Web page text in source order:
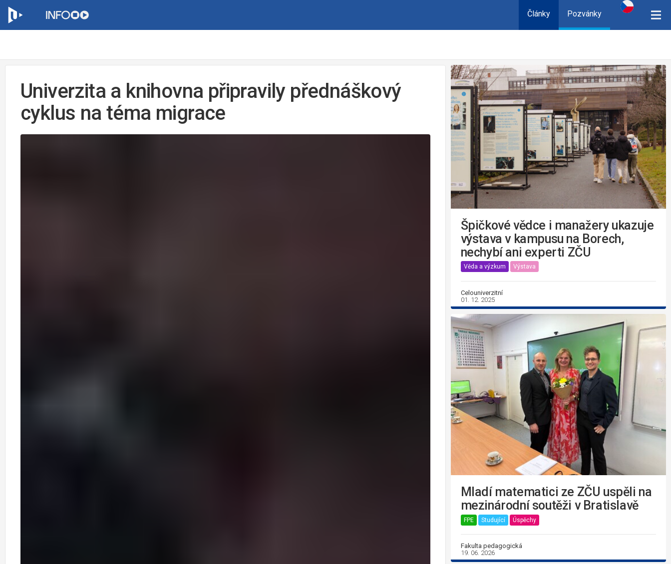
Články Pozvánky
Univerzita a knihovna připravily přednáškový
cyklus na téma migrace
Špičkové vědce i manažery ukazuje
výstava v kampusu na Borech,
nechybí ani experti ZČU
Věda a výzkum Výstava
Celouniverzitní
01. 12. 2025
Mladí matematici ze ZČU uspěli na
mezinárodní soutěži v Bratislavě
FPE Studující Úspěchy
Fakulta pedagogická
19. 06. 2026